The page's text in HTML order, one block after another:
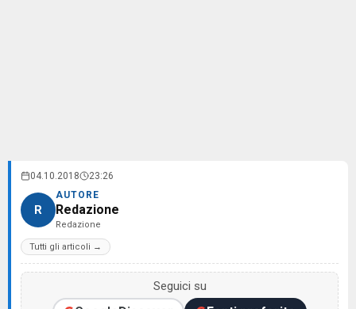
04.10.2018 23:26
R
AUTORE
Redazione
Redazione
Tutti gli articoli →
Seguici su